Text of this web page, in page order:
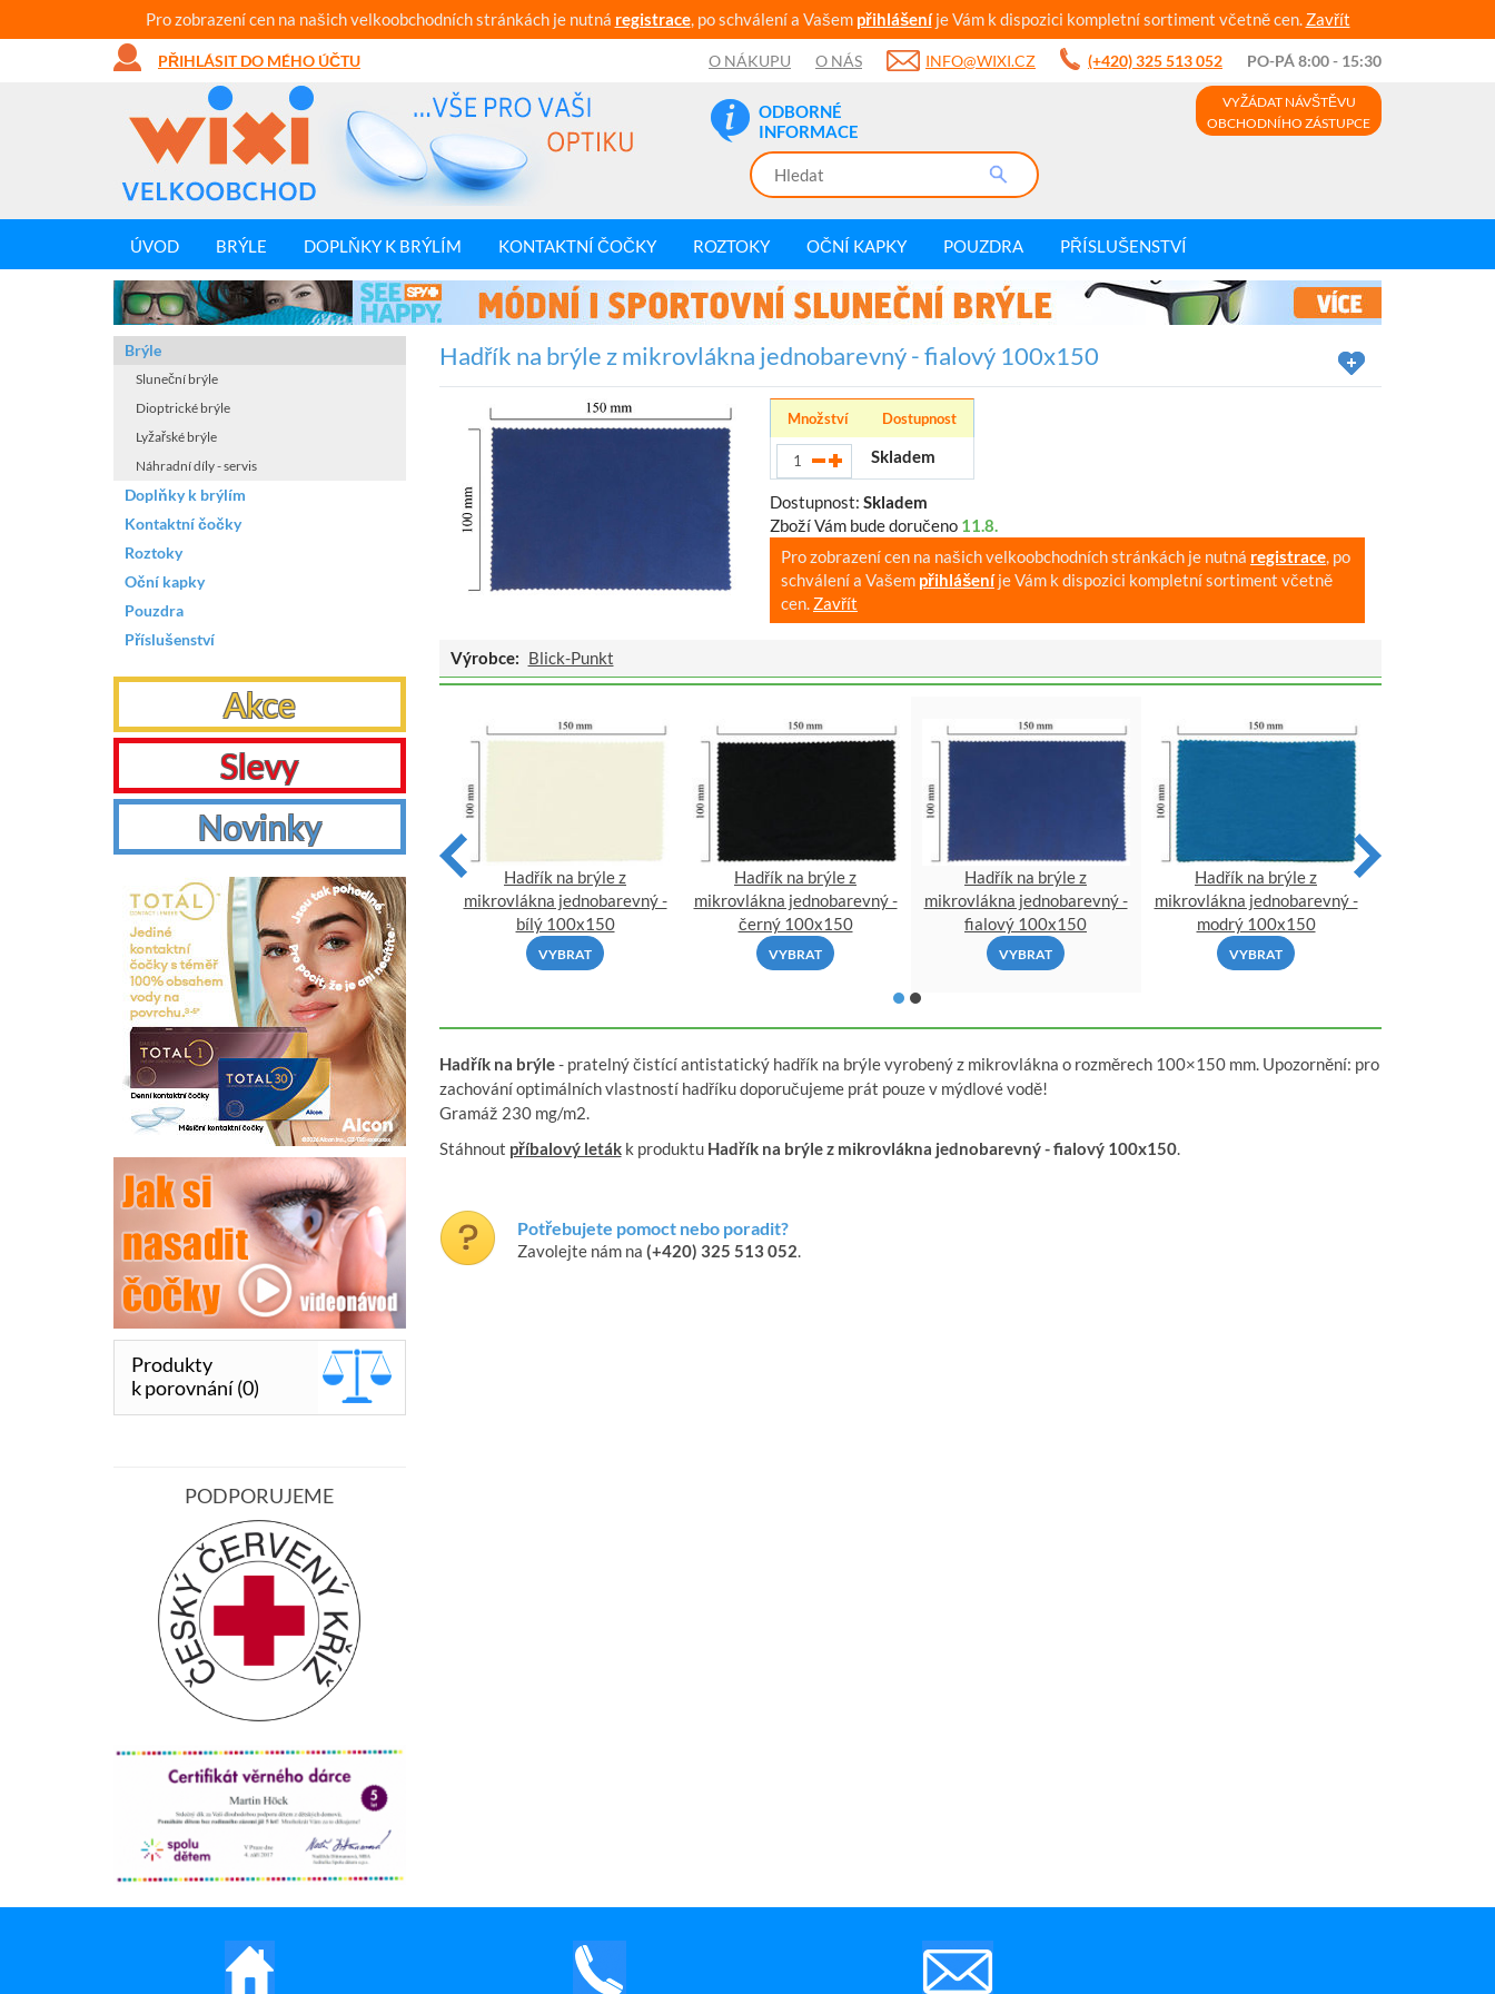
Pro zobrazení cen na našich velkoobchodních stránkách je nutná registrace, po schválení a Vašem přihlášeníje Vám k dispozici kompletní sortiment včetně cen. Zavřít
PŘIHLÁSIT DO MÉHO ÚČTU O NÁKUPU O NÁS INFO@WIXI.CZ (+420) 325 513 052 PO-PÁ 8:00 - 15:30
ODBORNÉ
INFORMACE
VYŽÁDAT NÁVŠTĚVU
OBCHODNÍHO ZÁSTUPCE
ÚVOD BRÝLE DOPLŇKY K BRÝLÍM KONTAKTNÍ ČOČKY ROZTOKY OČNÍ KAPKY POUZDRA PŘÍSLUŠENSTVÍ
Hadřík na brýle z mikrovlákna jednobarevný - fialový 100x150
Množství Dostupnost
Skladem
Dostupnost: Skladem
Zboží Vám bude doručeno 11.8.
Pro zobrazení cen na našich velkoobchodních stránkách je nutná registrace, po
schválení a Vašem přihlášeníje Vám k dispozici kompletní sortiment včetně
cen. Zavřít
Výrobce: Blick-Punkt
mikrovlákna jednobarevný -
zelený 100x150
VYBRAT
Hadřík na brýle z
mikrovlákna jednobarevný -
žlutý 100x150
VYBRAT
Hadřík na brýle z
mikrovlákna jednobarevný -
bílý 100x150
VYBRAT
Hadřík na brýle z
mikrovlákna jednobarevný -
černý 100x150
VYBRAT
Hadřík na brýle z
mikrovlákna jednobarevný -
fialový 100x150
VYBRAT
Hadřík na brýle z
mikrovlákna jednobarevný -
modrý 100x150
VYBRAT
Hadřík na brýle- pratelný čistící antistatický hadřík na brýle vyrobený z mikrovlákna o rozměrech 100×150 mm. Upozornění: pro
zachování optimálních vlastností hadříku doporučujeme prát pouze v mýdlové vodě!
Gramáž 230 mg/m2.
Stáhnout příbalový letákk produktu Hadřík na brýle z mikrovlákna jednobarevný - fialový 100x150.
Potřebujete pomoct nebo poradit?
Zavolejte nám na (+420) 325 513 052
Brýle
Sluneční brýle
Dioptrické brýle
Lyžařské brýle
Náhradní díly - servis
Doplňky k brýlím
Kontaktní čočky
Roztoky
Oční kapky
Pouzdra
Příslušenství
Akce
Slevy
Novinky
Produkty
k porovnání (0)
PODPORUJEME